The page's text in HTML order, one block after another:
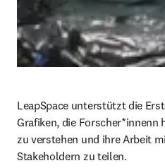
LeapSpace unterstützt die
Grafiken, die Forscher*innenn
zu verstehen und ihre Arbeit
Stakeholdern zu teilen.